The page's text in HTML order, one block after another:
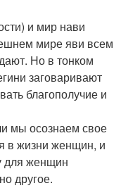
и мир нави
мире яви всем
Но в тонком
заговаривают
благополучие и
мы осознаем свое
в жизни женщин, и
для женщин
другое.